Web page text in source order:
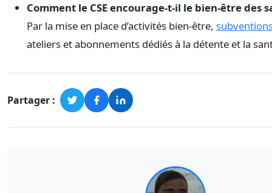
Comment le CSE encourage-t-il le bien-être des
Par la mise en place d’activités bien-être,
ateliers et abonnements dédiés à la détente et la
Partager :